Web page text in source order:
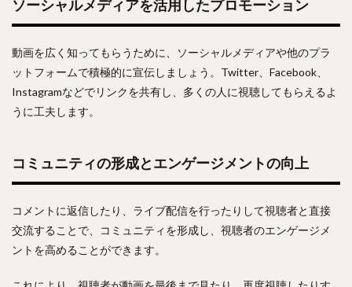
ソーシャルメディアを活用したプロモーション
動画を広く知ってもらうために、ソーシャルメディアや他のプラ
ットフォームで積極的に宣伝しましょう。Twitter、Facebook、
Instagramなどでリンクを共有し、多くの人に視聴してもらえるよ
うに工夫します。
コミュニティの形成とエンゲージメントの向上
コメントに返信したり、ライブ配信を行ったりして視聴者と直接
交流することで、コミュニティを形成し、視聴者のエンゲージメ
ントを高めることができます。